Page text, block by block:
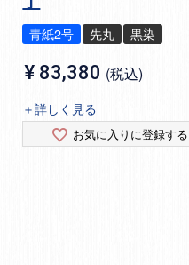
青紙2号 先丸 黒染
¥ 83,380 税込
＋詳しく見る
お気に入りに登録する